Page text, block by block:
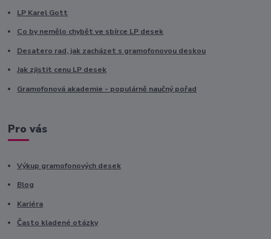
LP Karel Gott
Co by nemělo chybět ve sbírce LP desek
Desatero rad, jak zacházet s gramofonovou deskou
Jak zjistit cenu LP desek
Gramofonová akademie - populárně naučný pořad
Pro vás
Výkup gramofonových desek
Blog
Kariéra
Často kladené otázky